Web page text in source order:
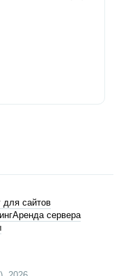
для сайтов
Аренда сервера